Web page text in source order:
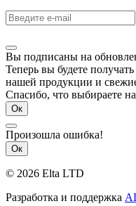
Вы подписаны на
Теперь вы будете
нашей продукции и
Спасибо, что выбираете
Ок
Произошла ошибка!
Ок
© 2026 Elta LTD
Разработка и поддержка